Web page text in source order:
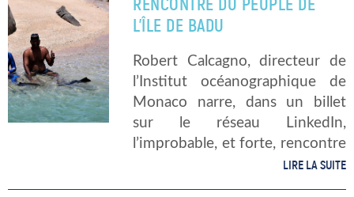
coeur de […]
RENCONTRE DU PEUPLE DE
L’ÎLE DE BADU
Robert Calcagno, directeur de
l’Institut océanographique de
Monaco narre, dans un billet
sur le réseau LinkedIn,
l’improbable, et forte, rencontre
entre le Prince Albert de
LIRE LA SUITE